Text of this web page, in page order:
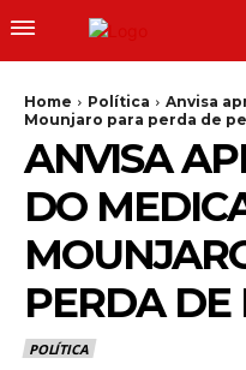
Home Política
Anvisa
Mounjaro para perda de
ANVISA
DO
PERDA DE
POLÍTICA